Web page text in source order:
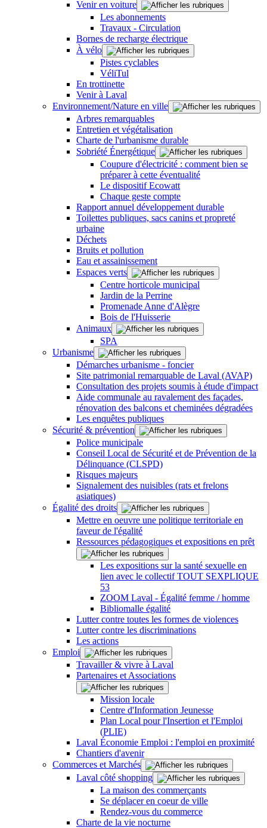
Venir en voiture
Les abonnements
Travaux - Circulation
Bornes de recharge électrique
À vélo
Pistes cyclables
VéliTul
En trottinette
Venir à Laval
Environnement/Nature en ville
Arbres remarquables
Entretien et végétalisation
Charte de l'urbanisme durable
Sobriété Énergétique
Coupure d'électricité : comment bien se
préparer à cette éventualité
Le dispositif Ecowatt
Chaque geste compte
Rapport annuel développement durable
Toilettes publiques, sacs canins et propreté
urbaine
Déchets
Bruits et pollution
Eau et assainissement
Espaces verts
Centre horticole municipal
Jardin de la Perrine
Promenade Anne d'Alègre
Bois de l'Huisserie
Animaux
SPA
Urbanisme
Démarches urbanisme - foncier
Site patrimonial remarquable de Laval (AVAP)
Consultation des projets soumis à étude d'impact
Aide communale au ravalement des façades,
rénovation des balcons et cheminées dégradées
Les enquêtes publiques
Sécurité & prévention
Police municipale
Conseil Local de Sécurité et de Prévention de la
Délinquance (CLSPD)
Risques majeurs
Signalement des nuisibles (rats et frelons
asiatiques)
Égalité des droits
Mettre en oeuvre une politique territoriale en
faveur de l'égalité
Ressources pédagogiques et expositions en prêt
Les expositions sur la santé sexuelle en
lien avec le collectif TOUT SEXPLIQUE
53
ZOOM Laval - Égalité femme / homme
Bibliomalle égalité
Lutter contre toutes les formes de violences
Lutter contre les discriminations
Les actions
Emploi
Travailler & vivre à Laval
Partenaires et Associations
Mission locale
Centre d'Information Jeunesse
Plan Local pour l'Insertion et l'Emploi
(PLIE)
Laval Économie Emploi : l'emploi en proximité
Chantiers d'avenir
Commerces et Marchés
Laval côté shopping
La maison des commerçants
Se déplacer en coeur de ville
Rendez-vous du commerce
Charte de la vie nocturne